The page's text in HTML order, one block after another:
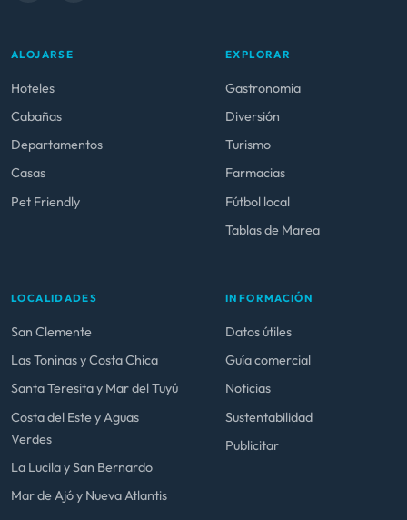
ALOJARSE
Hoteles
Cabañas
Departamentos
Casas
Pet Friendly
EXPLORAR
Gastronomía
Diversión
Turismo
Farmacias
Fútbol local
Tablas de Marea
LOCALIDADES
San Clemente
Las Toninas y Costa Chica
Santa Teresita y Mar del Tuyú
Costa del Este y Aguas
Verdes
La Lucila y San Bernardo
Mar de Ajó y Nueva Atlantis
INFORMACIÓN
Datos útiles
Guía comercial
Noticias
Sustentabilidad
Publicitar